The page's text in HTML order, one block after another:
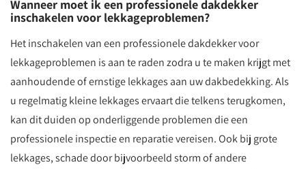
Wanneer moet ik een professionele dakdekker
inschakelen voor lekkageproblemen?
Het inschakelen van een professionele dakdekker voor
lekkageproblemen is aan te raden zodra u te maken krijgt met
aanhoudende of ernstige lekkages aan uw dakbedekking. Als
u regelmatig kleine lekkages ervaart die telkens terugkomen,
kan dit duiden op onderliggende problemen die een
professionele inspectie en reparatie vereisen. Ook bij grote
lekkages, schade door bijvoorbeeld storm of andere